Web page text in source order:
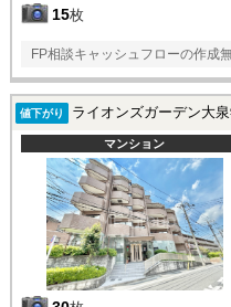
15枚
FP相談キャッシュフローの作成
値下がり ライオンズガーデン大泉学
マンション